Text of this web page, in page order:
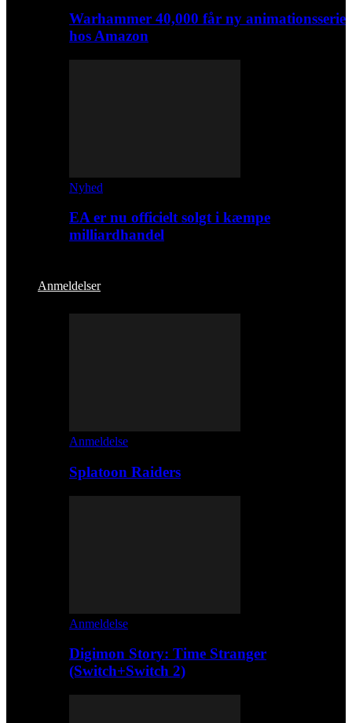
Warhammer 40,000 får ny animationsserie
hos Amazon
Nyhed
EA er nu officielt solgt i kæmpe
milliardhandel
Anmeldelser
Anmeldelse
Splatoon Raiders
Anmeldelse
Digimon Story: Time Stranger
(Switch+Switch 2)